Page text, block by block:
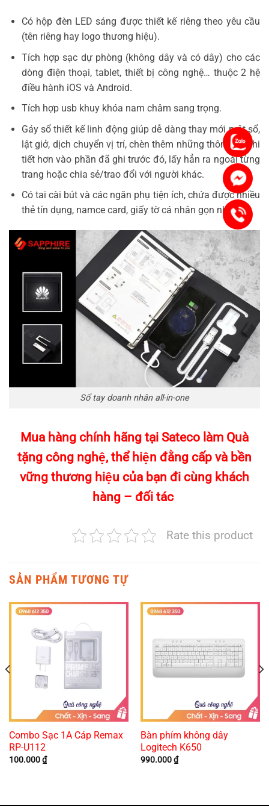
Có hộp đèn LED sáng được thiết kế riêng theo yêu cầu
(tên riêng hay logo thương hiệu).
Tích hợp sạc dự phòng (không dây và có dây) cho các
dòng điện thoại, tablet, thiết bị công nghệ… thuộc 2 hệ
điều hành iOS và Android.
Tích hợp usb khuy khóa nam châm sang trọng.
Gáy sổ thiết kế linh động giúp dễ dàng thay mới ruột sổ,
lật giở, dịch chuyển vị trí, chèn thêm những thông tin chi
tiết hơn vào phần đã ghi trước đó, lấy hẳn ra ngoài từng
trang hoặc chia sẻ/trao đổi với người khác.
Có tai cài bút và các ngăn phụ tiện ích, chứa được nhiều
thẻ tín dụng, namce card, giấy tờ cá nhân gọn nhẹ.
Sổ tay doanh nhân all-in-one
Mua hàng chính hãng tại Sateco làm Quà
tặng công nghệ, thể hiện đằng cấp và bền
vững thương hiệu của bạn đi cùng khách
hàng – đối tác
Rate this product
SẢN PHẨM TƯƠNG TỰ
Combo Sạc 1A Cáp Remax
RP-U112
100.000₫
Bàn phím không dây
Logitech K650
990.000₫
Chat